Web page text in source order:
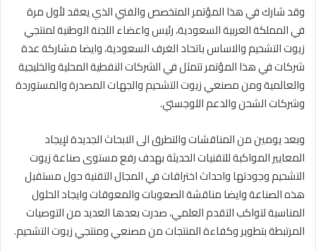
وقد شارك في هذا المؤتمر المتخصص والفني الذي يعقد لأول مرة
في المملكة العربية السعودية، رئيس واعضاء اللجنة الوطنية لمنتجي
زيوت التشحيم والاساس باتحاد الغرف السعودية، وايضا مشاركة عدة
شركات في هذا المؤتمر تتمثل في الشركات النفطية المحلية والخليجية
والعالمية ومن مصنعي زيوت التشحيم والجهات المصدرة والمستوردة
وشركات الشحن والدعم اللوجستي.
وبعد يومين من المناقشات والتطرق الى الابحاث الجديدة لإيجاد
المعايير المواكبة للتقنيات الحديثة بهدف رفع مستوى صناعة زيوت
التشحيم وجودتها واحداث اختراقات في المجال التقنية حول مستقبل
هذه الصناعة وايضا مناقشة الصعوبات والمعوقات وايجاد الحلول
المناسبة لتواكب التقدم العلمي، صدرت بعدها العديد من التوصيات
المرتبطة بتطوير وكفاءة المنتجات من مصنعي ومنتجي زيوت التشحيم.